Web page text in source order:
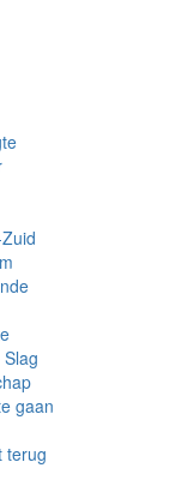
gaan
terug